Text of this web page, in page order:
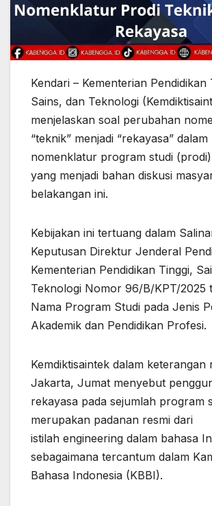
Kendari – Kementerian Pendidikan
Sains, dan Teknologi
menjelaskan soal perubahan
“teknik” menjadi “rekayasa” dalam
nomenklatur program studi
yang menjadi bahan diskusi
belakangan ini.
Kebijakan ini tertuang dalam
Keputusan Direktur Jenderal
Kementerian Pendidikan Tinggi,
Teknologi Nomor 96/B/KPT/2025
Nama Program Studi pada Jenis
Akademik dan Pendidikan Profesi.
Kemdiktisaintek dalam keterangan
Jakarta, Jumat menyebut
rekayasa pada sejumlah program
merupakan padanan resmi dari
istilah engineering dalam bahasa
sebagaimana tercantum dalam
Bahasa Indonesia (KBBI).